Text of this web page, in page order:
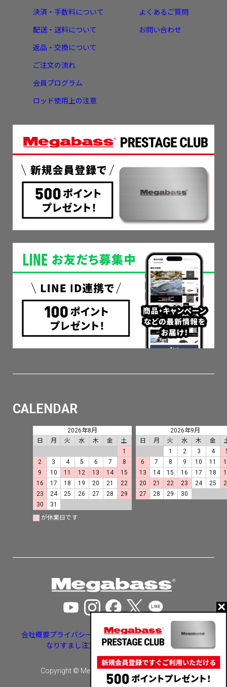
決済・手数料について
配送・送料について
返品・交換について
ご注文の流れ
会員プログラム
ロッド使用上の注意
よくあるご質問
お問い合わせ
CALENDAR
2026年8月
日
月 火 水 木 金
土
1
2
3 4 5 6 7
8
9
10 11 12 13 14
15
16
17 18 19 20 21
22
23
24 25 26 27 28
29
30
31
2026年9月
日
月 火 水 木 金
1
2 3 4
6
7 8 9 10 11
13
14 15 16 17 18
20
21 22 23 24 25
27
28 29 30
が休業日です
会社概要プライバシーポリシー特定商取引法に基づく表示
なりすまし注文・いたずら注文等への対応
Copyright © Megabass inc. All rights reserved.